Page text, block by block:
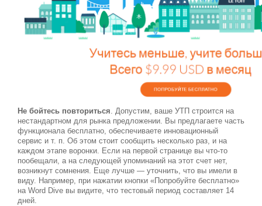
Не бойтесь повториться. Допустим, ваше УТП строится на
нестандартном для рынка предложении. Вы предлагаете часть
функционала бесплатно, обеспечиваете инновационный
сервис и т. п. Об этом стоит сообщить несколько раз, и на
каждом этапе воронки. Если на первой странице вы что-то
пообещали, а на следующей упоминаний на этот счет нет,
возникнут сомнения. Еще лучше — уточнить, что вы имели в
виду. Например, при нажатии кнопки «Попробуйте бесплатно»
на Word Dive вы видите, что тестовый период составляет 14
дней.